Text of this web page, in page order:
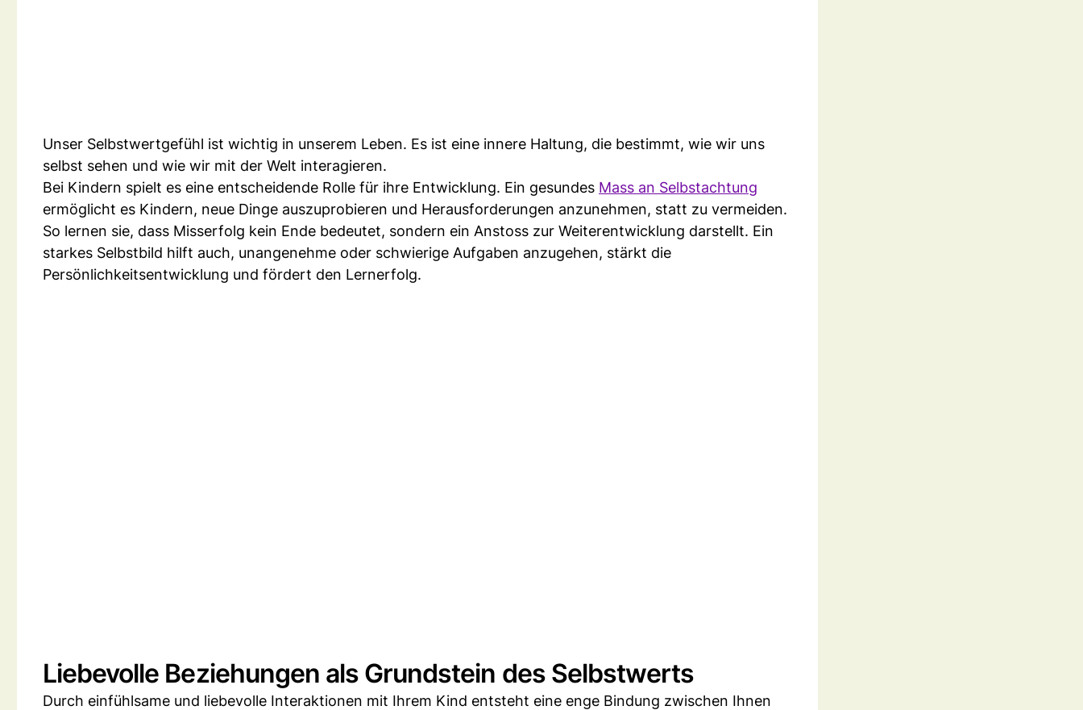
Unser Selbstwertgefühl ist wichtig in unserem Leben. Es ist eine innere Haltung, die bestimmt, wie wir uns
selbst sehen und wie wir mit der Welt interagieren.
Bei Kindern spielt es eine entscheidende Rolle für ihre Entwicklung. Ein gesundes Mass an Selbstachtung
ermöglicht es Kindern, neue Dinge auszuprobieren und Herausforderungen anzunehmen, statt zu vermeiden.
So lernen sie, dass Misserfolg kein Ende bedeutet, sondern ein Anstoss zur Weiterentwicklung darstellt. Ein
starkes Selbstbild hilft auch, unangenehme oder schwierige Aufgaben anzugehen, stärkt die
Persönlichkeitsentwicklung und fördert den Lernerfolg.
Liebevolle Beziehungen als Grundstein des Selbstwerts
Durch einfühlsame und liebevolle Interaktionen mit Ihrem Kind entsteht eine enge Bindung zwischen Ihnen